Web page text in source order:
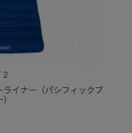
イナー（パシフィックブ
2